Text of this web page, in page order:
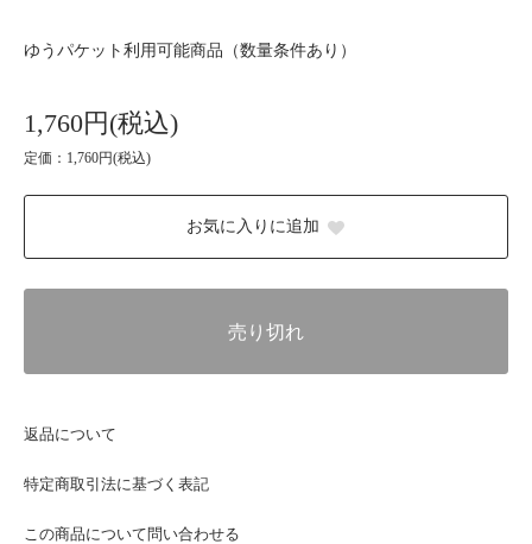
ゆうパケット利用可能商品（数量条件あり）
1,760円(税込)
定価：1,760円(税込)
お気に入りに追加
売り切れ
返品について
特定商取引法に基づく表記
この商品について問い合わせる